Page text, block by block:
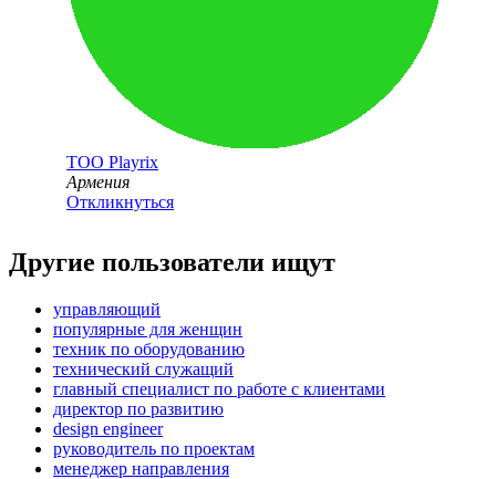
ТОО Playrix
Армения
Откликнуться
Другие пользователи ищут
управляющий
популярные для женщин
техник по оборудованию
технический служащий
главный специалист по работе с клиентами
директор по развитию
design engineer
руководитель по проектам
менеджер направления